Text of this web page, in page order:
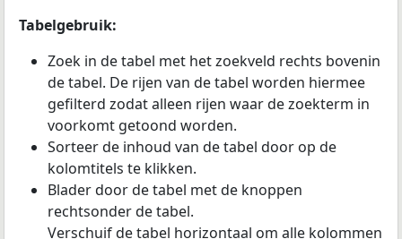
Tabelgebruik:
Zoek in de tabel met het zoekveld rechts bovenin
de tabel. De rijen van de tabel worden hiermee
gefilterd zodat alleen rijen waar de zoekterm in
voorkomt getoond worden.
Sorteer de inhoud van de tabel door op de
kolomtitels te klikken.
Blader door de tabel met de knoppen
rechtsonder de tabel.
Verschuif de tabel horizontaal om alle kolommen